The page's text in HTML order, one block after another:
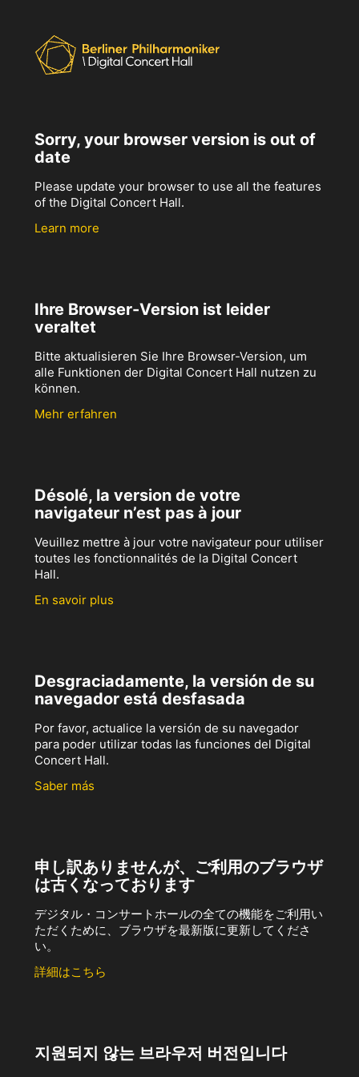
Sorry, your browser version is out of
date
Please update your browser to use all the features
of the Digital Concert Hall.
Learn more
Ihre Browser-Version ist leider
veraltet
Bitte aktualisieren Sie Ihre Browser-Version, um
alle Funktionen der Digital Concert Hall nutzen zu
können.
Mehr erfahren
Désolé, la version de votre
navigateur n’est pas à jour
Veuillez mettre à jour votre navigateur pour utiliser
toutes les fonctionnalités de la Digital Concert
Hall.
En savoir plus
Desgraciadamente, la versión de su
navegador está desfasada
Por favor, actualice la versión de su navegador
para poder utilizar todas las funciones del Digital
Concert Hall.
Saber más
申し訳ありませんが、ご利用のブラウザ
は古くなっております
デジタル・コンサートホールの全ての機能をご利用い
ただくために、ブラウザを最新版に更新してくださ
い。
詳細はこちら
지원되지 않는 브라우저 버전입니다